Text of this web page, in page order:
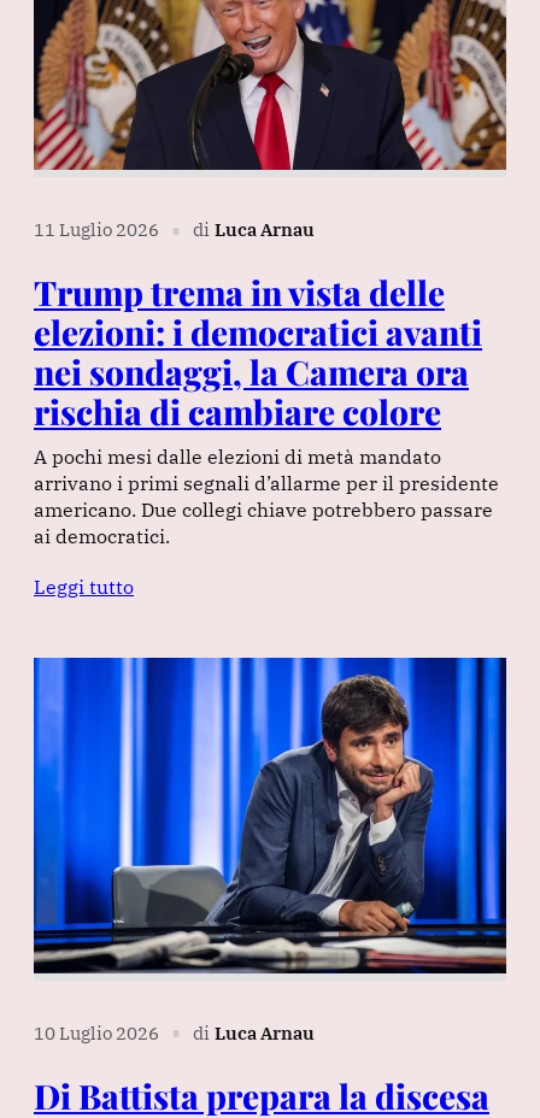
11 Luglio 2026 ∎ di Luca Arnau
Trump trema in vista delle
elezioni: i democratici avanti
nei sondaggi, la Camera ora
rischia di cambiare colore
A pochi mesi dalle elezioni di metà mandato
arrivano i primi segnali d’allarme per il presidente
americano. Due collegi chiave potrebbero passare
ai democratici.
Leggi tutto
10 Luglio 2026 ∎ di Luca Arnau
Di Battista prepara la discesa